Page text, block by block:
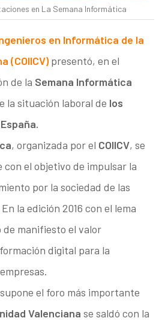
en La Semana Informática
en Informática de la
(COIICV)presentó, en el
de la Semana Informática
la situación laboral de los
, organizada por el COIICV, se
el objetivo de impulsar la
por la sociedad de las
la edición 2016 con el lema
de manifiesto el valor
digital para la
el foro más importante
Valenciana se saldó con la